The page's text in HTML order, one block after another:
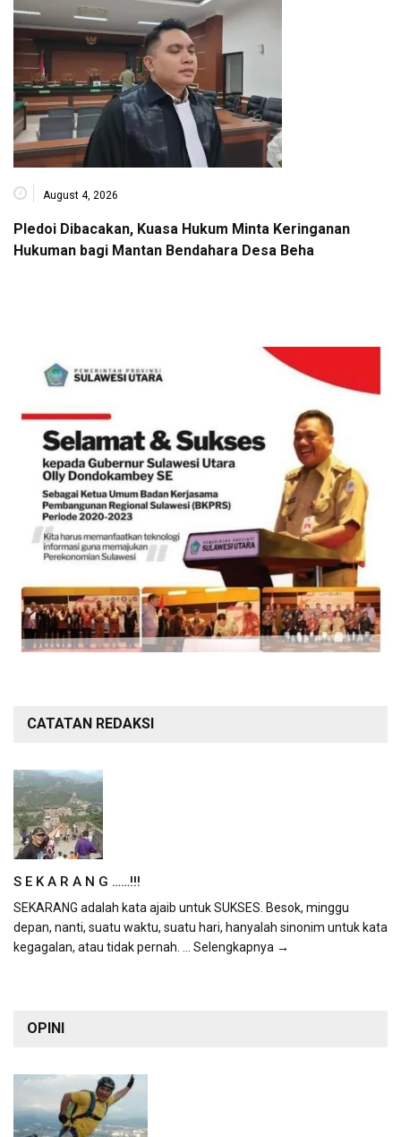
August 4, 2026
Pledoi Dibacakan, Kuasa Hukum Minta Keringanan
Hukuman bagi Mantan Bendahara Desa Beha
CATATAN REDAKSI
S E K A R A N G ……!!!
SEKARANG adalah kata ajaib untuk SUKSES. Besok, minggu
depan, nanti, suatu waktu, suatu hari, hanyalah sinonim untuk kata
kegagalan, atau tidak pernah. ... Selengkapnya →
OPINI